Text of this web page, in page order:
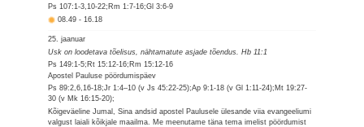
Ps 107:1-3,10-22;Rm 1:7-16;Gl 3:6-9
08.49-16.18
25. jaanuar
Usk on loodetava tõelisus, nähtamatute asjade tõendus. Hb 11:1
Ps 149:1-5;Rt 15:12-16;Rm 15:12-16
Apostel Pauluse pöördumispäev
Ps 89:2,6,16-18;Jr 1:4–10 (v Js 45:22-25);Ap 9:1-18 (v Gl 1:11-24);Mt 19:27-
30 (v Mk 16:15-20);
Kõigeväeline Jumal, Sina andsid apostel Paulusele ülesande viia evangeeliumi
valgust laiali kõikjale maailma. Me meenutame täna tema imelist pöördumist